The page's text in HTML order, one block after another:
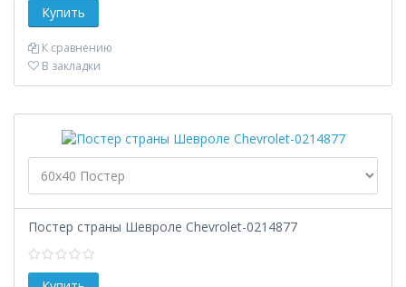
К сравнению
В закладки
Постер страны Шевроле Chevrolet-0214877